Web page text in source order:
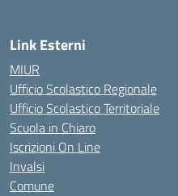
Link Esterni
MIUR
Ufficio Scolastico Regionale
Ufficio Scolastico Territoriale
Scuola in Chiaro
Iscrizioni On Line
Invalsi
Comune